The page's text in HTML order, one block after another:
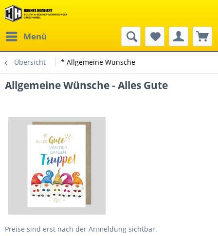
Menü
Übersicht * Allgemeine Wünsche
Allgemeine Wünsche - Alles Gute
Preise sind erst nach der Anmeldung sichtbar.